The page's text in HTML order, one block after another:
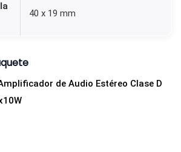
40 x 19 mm
de Audio Estéreo Clase D